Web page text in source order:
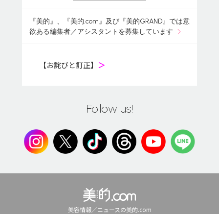
『美的』、『美的.com』及び『美的GRAND』では意
欲ある編集者／アシスタントを募集しています
【お詫びと訂正】 ＞
Follow us!
美容情報／ニュースの美的.com